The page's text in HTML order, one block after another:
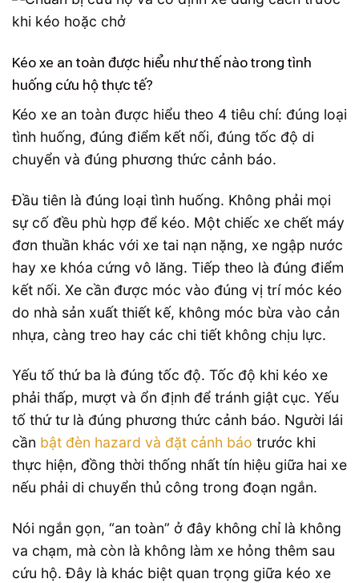
Kéo xe an toàn được hiểu như thế nào trong tình
huống cứu hộ thực tế?
Kéo xe an toàn được hiểu theo 4 tiêu chí: đúng loại
tình huống, đúng điểm kết nối, đúng tốc độ di
chuyển và đúng phương thức cảnh báo.
Đầu tiên là đúng loại tình huống. Không phải mọi
sự cố đều phù hợp để kéo. Một chiếc xe chết máy
đơn thuần khác với xe tai nạn nặng, xe ngập nước
hay xe khóa cứng vô lăng. Tiếp theo là đúng điểm
kết nối. Xe cần được móc vào đúng vị trí móc kéo
do nhà sản xuất thiết kế, không móc bừa vào cản
nhựa, càng treo hay các chi tiết không chịu lực.
Yếu tố thứ ba là đúng tốc độ. Tốc độ khi kéo xe
phải thấp, mượt và ổn định để tránh giật cục. Yếu
tố thứ tư là đúng phương thức cảnh báo. Người lái
cần bật đèn hazard và đặt cảnh báo trước khi
thực hiện, đồng thời thống nhất tín hiệu giữa hai xe
nếu phải di chuyển thủ công trong đoạn ngắn.
Nói ngắn gọn, “an toàn” ở đây không chỉ là không
va chạm, mà còn là không làm xe hỏng thêm sau
cứu hộ. Đây là khác biệt quan trọng giữa kéo xe